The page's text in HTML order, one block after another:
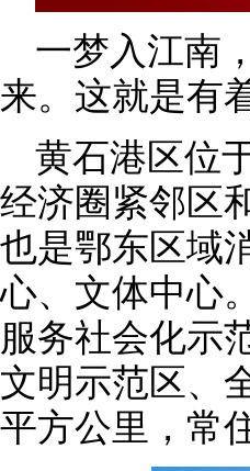
一梦入江南
来。这就是有
黄石港区位
经济圈紧邻区
也是鄂东区域
心、文体中心
服务社会化示
文明示范区、
平方公里，常